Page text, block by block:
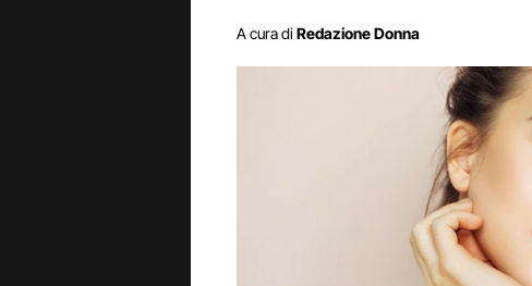
A cura di Redazione Donna